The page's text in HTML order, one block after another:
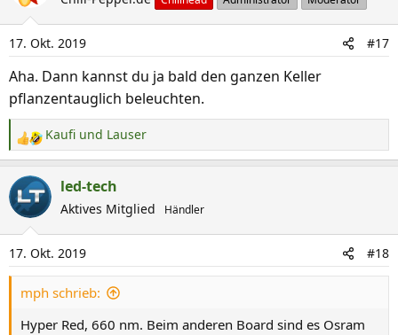
i
o
n
e
n
17. Okt. 2019 #17
Aha. Dann kannst du ja bald den ganzen Keller
pflanzentauglich beleuchten.
R
e
a
k
t
i
o
n
e
n
Kaufi und Lauser
led-tech
Aktives Mitglied Händler
17. Okt. 2019 #18
mph schrieb:
Hyper Red, 660 nm. Beim anderen Board sind es Osram